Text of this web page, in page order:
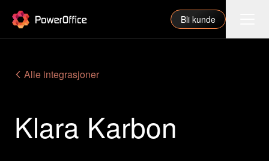
PowerOffice Bli kunde
Funksjoner
Priser
Våre partnere
Alle integrasjoner
Klara Karbon